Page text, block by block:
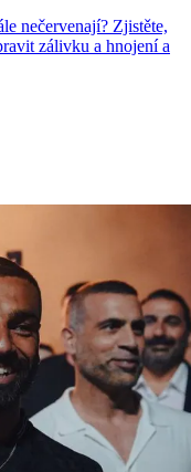
nečervenají? Zjistěte,
zálivku a hnojení a